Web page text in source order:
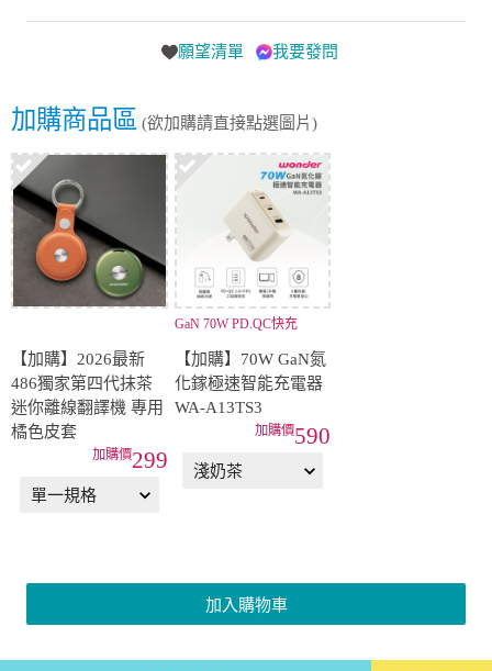
願望清單 我要發問
加購商品區 (欲加購請直接點選圖片)
【加購】2026最新
486獨家第四代抹茶
迷你離線翻譯機 專用
橘色皮套
299
GaN 70W PD.QC快充
【加購】70W GaN氮
化鎵極速智能充電器
WA-A13TS3
590
加入購物車